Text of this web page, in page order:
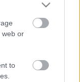
web or
to
szabvány,
meg az
A WLTP
Test
teszteljárás az
kibocsátási